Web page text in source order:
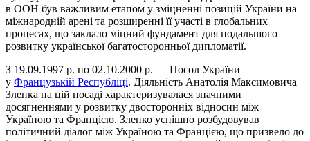
в ООН був важливим етапом у зміцненні позицій України на
міжнародній арені та розширенні її участі в глобальних
процесах, що заклало міцний фундамент для подальшого
розвитку української багатосторонньої дипломатії.
З 19.09.1997 р. по 02.10.2000 р. — Посол України
у Французькій Республіці. Діяльність Анатолія Максимовича
Зленка на цій посаді характеризувалася значними
досягненнями у розвитку двосторонніх відносин між
Україною та Францією. Зленко успішно розбудовував
політичний діалог між Україною та Францією, що призвело до